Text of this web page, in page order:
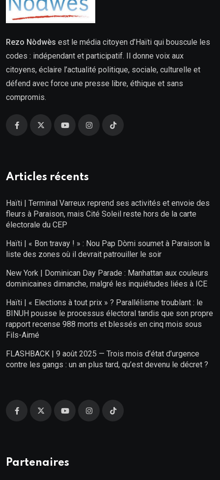
Rezo Nòdwès est le média citoyen d’Haïti qui bouscule les
codes : indépendant et participatif. Il donne voix aux
citoyens, éclaire l’actualité politique, sociale, culturelle et
défend avec force une presse libre, éthique et sans
compromis.
Articles récents
Haïti | Terminal Varreux reprend ses activités et envoie des
fleurs à Paraison, mais Cité Soleil reste hors de la carte
électorale du CEP
Haïti | « Bon travay ! » : Nou Pap Dòmi soumet à Paraison la
liste des zones où il devrait patrouiller le soir
New York | Dominican Day Parade : Manhattan aux couleurs
dominicaines dimanche, malgré les inquiétudes liées à ICE
Haïti | « Elections à tout prix » ? Parallélisme troublant : le
BINUH pousse le processus électoral tandis que son propre
rapport recense 988 morts et blessés en cinq mois sous
Fils-Aimé
FLASHBACK | 9 août 2025 — Trois mois d’état d’urgence
contre les gangs : un an plus tard, qu’est devenu le décret ?
Partenaires